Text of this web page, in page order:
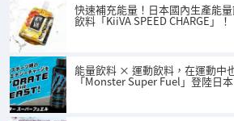
快速補充能量！日本國內生產能
飲料「KiiVA SPEED CHARGE」！
能量飲料 × 運動飲料，在運動中
「Monster Super Fuel」登陸日